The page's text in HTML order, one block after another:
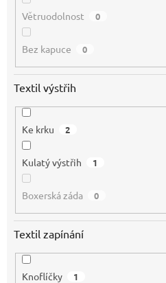
Větruodolnost 0
Bez kapuce 0
Textil výstřih
Ke krku 2
Kulatý výstřih 1
Boxerská záda 0
Textil zapínání
Knoflíčky 1